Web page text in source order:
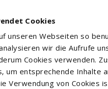
Cookies
unseren Webseiten so
wir die Aufrufe
Cookies verwenden.
um entsprechende Inhalte
Verwendung von Cookies